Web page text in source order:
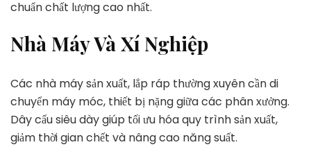
chuẩn chất lượng cao nhất.
Nhà Máy Và Xí Nghiệp
Các nhà máy sản xuất, lắp ráp thường xuyên cần di
chuyển máy móc, thiết bị nặng giữa các phân xưởng.
Dây cẩu siêu dày giúp tối ưu hóa quy trình sản xuất,
giảm thời gian chết và nâng cao năng suất.